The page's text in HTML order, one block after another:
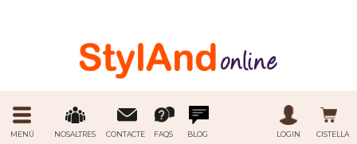
MENÚ NOSALTRES CONTACTE FAQS BLOG CISTELLA
LOGIN